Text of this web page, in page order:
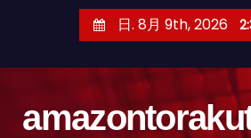
日. 8月 9th, 2026